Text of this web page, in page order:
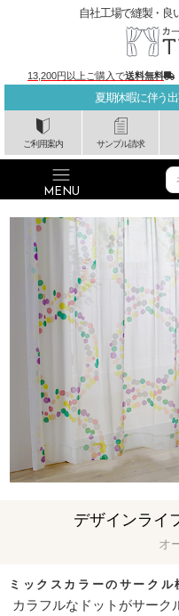
夏期休暇に伴う
ご利用案内 サンプル請求
自社工場で縫製・良
13,200円以上ご購入で送料無料
ミックスカラーのサーク
オ
デザインライ
カラフルなドットがサーク